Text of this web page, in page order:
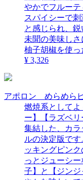
やかでフルー
スパイシーで
と感じられ、
未聞の美味し
柚子胡椒を使っ
¥ 3,326
アポロン めらめら
燃焼系として
ー】【ラズベ
集結した、カ
ルの決定版で
ッキングピン
っとジューシ
子】と【ジン